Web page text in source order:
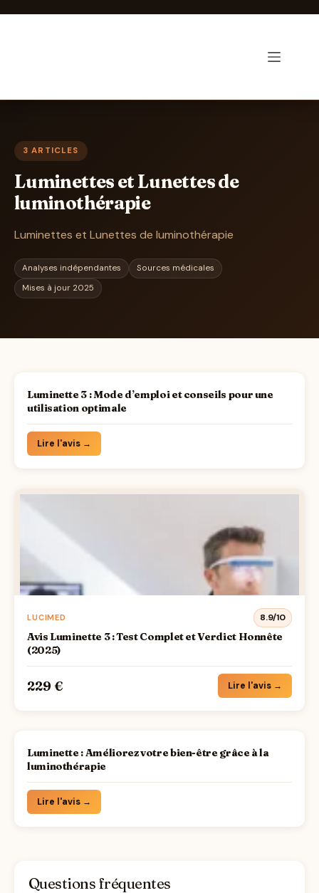
3 ARTICLES
Luminettes et Lunettes de
luminothérapie
Luminettes et Lunettes de luminothérapie
Analyses indépendantes
Sources médicales
Mises à jour 2025
Luminette 3 : Mode d’emploi et conseils pour une
utilisation optimale
Lire l'avis →
LUCIMED 8.9/10
Avis Luminette 3 : Test Complet et Verdict Honnête
(2025)
229 € Lire l'avis →
Luminette : Améliorez votre bien-être grâce à la
luminothérapie
Lire l'avis →
Questions fréquentes